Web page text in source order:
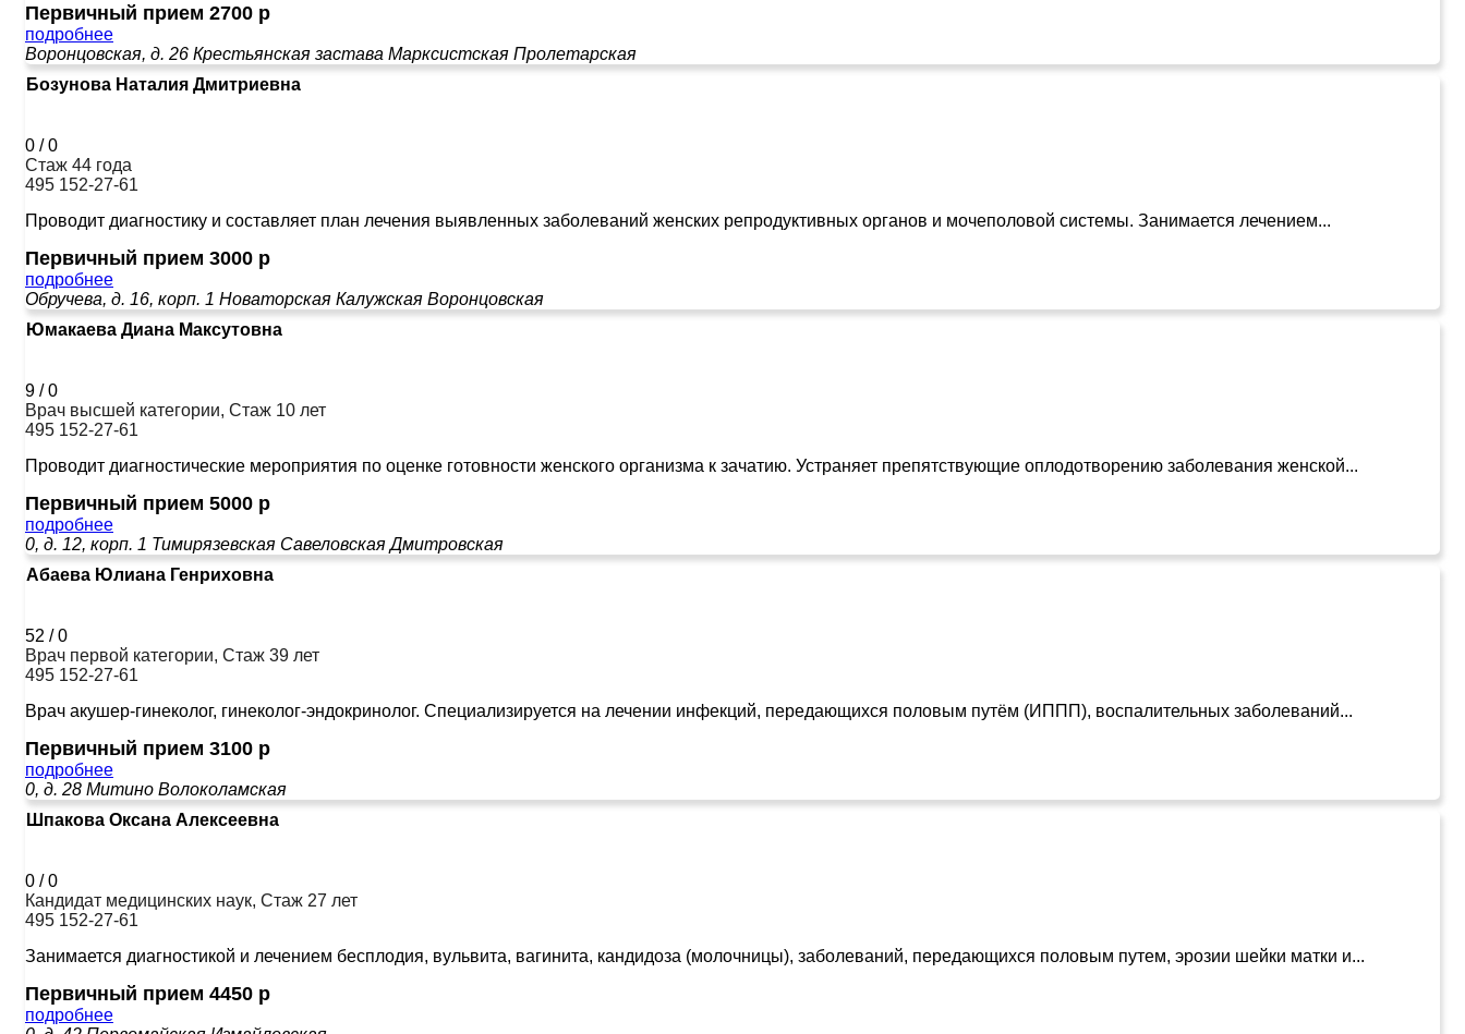
Первичный прием 2700 р
подробнее
Воронцовская, д. 26 Крестьянская застава Марксистская Пролетарская
Бозунова Наталия Дмитриевна
0 /0
Стаж 44 года
495 152-27-61
Проводит диагностику и составляет план лечения выявленных заболеваний женских репродуктивных органов и мочеполовой системы. Занимается лечением...
Первичный прием 3000 р
подробнее
Обручева, д. 16, корп. 1 Новаторская Калужская Воронцовская
Юмакаева Диана Максутовна
9 /0
Врач высшей категории, Стаж 10 лет
495 152-27-61
Проводит диагностические мероприятия по оценке готовности женского организма к зачатию. Устраняет препятствующие оплодотворению заболевания женской...
Первичный прием 5000 р
подробнее
0, д. 12, корп. 1 Тимирязевская СавеловскаяДмитровская
Абаева Юлиана Генриховна
52 /0
Врач первой категории, Стаж 39 лет
495 152-27-61
Врач акушер-гинеколог, гинеколог-эндокринолог. Специализируется на лечении инфекций, передающихся половым путём (ИППП), воспалительных заболеваний...
Первичный прием 3100 р
подробнее
0, д. 28 Митино Волоколамская
Шпакова Оксана Алексеевна
0 /0
Кандидат медицинских наук, Стаж 27 лет
495 152-27-61
Занимается диагностикой и лечением бесплодия, вульвита, вагинита, кандидоза (молочницы), заболеваний, передающихся половым путем, эрозии шейки матки и...
Первичный прием 4450 р
подробнее